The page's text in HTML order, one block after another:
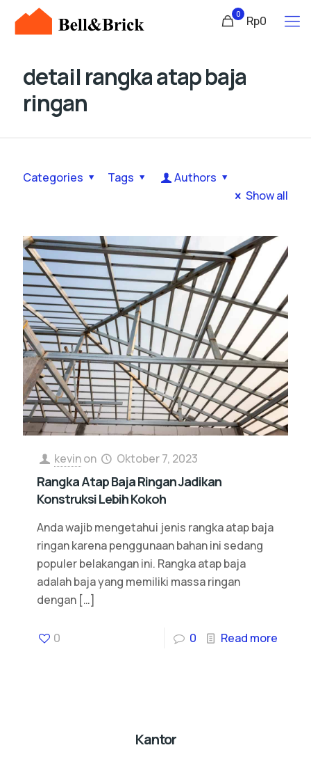
0 Rp0
detail rangka atap baja
ringan
Categories Tags
Authors
Show all
kevinon Oktober 7, 2023
Rangka Atap Baja Ringan Jadikan
Konstruksi Lebih Kokoh
Anda wajib mengetahui jenis rangka atap baja
ringan karena penggunaan bahan ini sedang
populer belakangan ini. Rangka atap baja
adalah baja yang memiliki massa ringan
dengan […]
0 0 Read more
Kantor